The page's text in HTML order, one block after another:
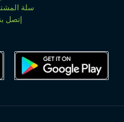
سلة
إتصل